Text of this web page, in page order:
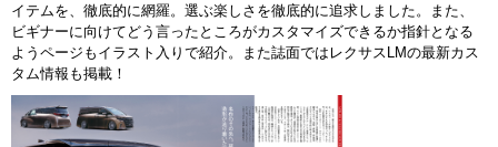
イテムを、徹底的に網羅。選ぶ楽しさを徹底的に追求しました。また、
ビギナーに向けてどう言ったところがカスタマイズできるか指針となる
ようページもイラスト入りで紹介。また誌面ではレクサスLMの最新カス
タム情報も掲載！